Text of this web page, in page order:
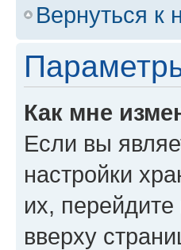
Вернуться к
Как мне
Если вы
настройки
их,
вверху